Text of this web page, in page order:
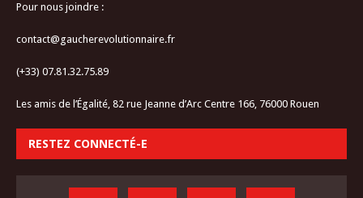
Pour nous joindre :
contact@gaucherevolutionnaire.fr
(+33) 07.81.32.75.89
Les amis de l’Égalité, 82 rue Jeanne d’Arc Centre 166, 76000 Rouen
RESTEZ CONNECTÉ-E